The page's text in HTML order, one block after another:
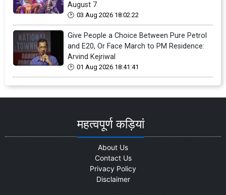
August 7
03 Aug 2026 18:02:22
Give People a Choice Between Pure Petrol
and E20, Or Face March to PM Residence:
Arvind Kejriwal
01 Aug 2026 18:41:41
महत्वपूर्ण कड़ियां
About Us
Contact Us
Privacy Policy
Disclaimer